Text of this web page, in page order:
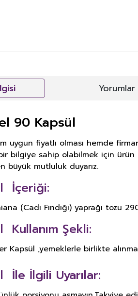
Yorumlar
90 Kapsül
uygun fiyatlı olması hemde
bilgiye sahip olabilmek için
büyük mutluluk duyarız.
İçeriği:
(Cadı Fındığı) yaprağı tozu
Kullanım Şekli:
Kapsül ,yemeklerle birlikte
İle İlgili Uyarılar: